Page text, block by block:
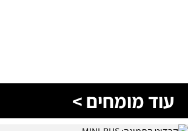
עוד מומחים >